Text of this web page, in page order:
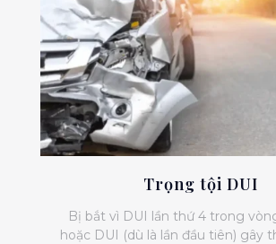
Trọng tội DUI
Bị bắt vì DUI lần thứ 4 trong
hoặc DUI (dù là lần đầu tiên) gây